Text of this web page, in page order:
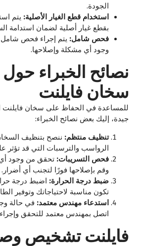
الجودة.
استخدام قطع الغيار الأصلية: يتم
بقطع غيار أصلية لضمان استدامة
فحص شامل: يتم إجراء فحص
وجود أي مشكلة وإصلاحها.
نصائح الخبراء حول
سخان فايلنت
للمساعدة في الحفاظ على سخان
جيدة، إليك بعض نصائح الخبراء:
تنظيف منتظم: ننصح بتنظيف السخان
الرواسب والترسبات التي قد تؤثر
فحص التسريبات: تحقق من وجود
وقم بإصلاحها فورًا لتجنب أي أضرار.
ضبط درجة الحرارة: اضبط درجة
تكون مناسبة لاحتياجاتك وتوفير
استدعاء مهندس معتمد: في حالة
اتصل بمهندس معتمد للتحقق وإجراء
فايلنت تشخيص